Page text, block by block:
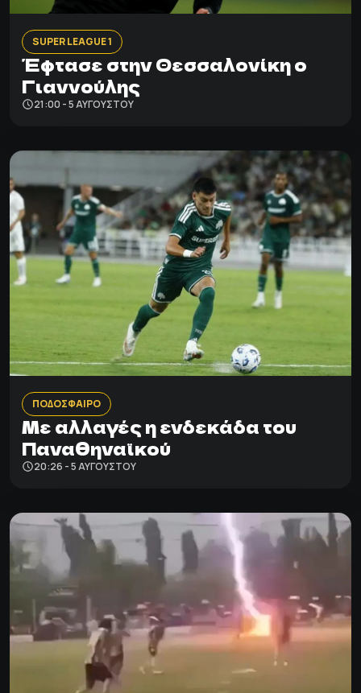
SUPER LEAGUE 1
Έφτασε στην Θεσσαλονίκη ο
Γιαννούλης
21:00 - 5 ΑΥΓΟΎΣΤΟΥ
ΠΟΔΟΣΦΑΙΡΟ
Με αλλαγές η ενδεκάδα του
Παναθηναϊκού
20:26 - 5 ΑΥΓΟΎΣΤΟΥ